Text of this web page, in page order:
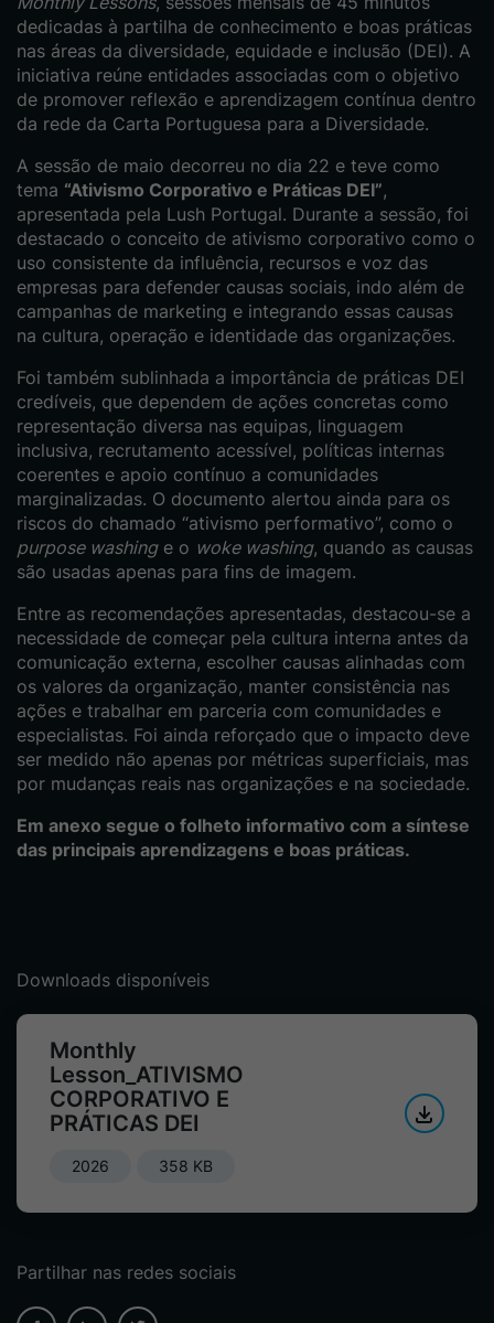
dedicadas à partilha de conhecimento e boas práticas
nas áreas da diversidade, equidade e inclusão (DEI). A
iniciativa reúne entidades associadas com o objetivo
de promover reflexão e aprendizagem contínua dentro
da rede da Carta Portuguesa para a Diversidade.
A sessão de maio decorreu no dia 22 e teve como
tema “Ativismo Corporativo e Práticas DEI”,
apresentada pela Lush Portugal. Durante a sessão, foi
destacado o conceito de ativismo corporativo como o
uso consistente da influência, recursos e voz das
empresas para defender causas sociais, indo além de
campanhas de marketing e integrando essas causas
na cultura, operação e identidade das organizações.
Foi também sublinhada a importância de práticas DEI
credíveis, que dependem de ações concretas como
representação diversa nas equipas, linguagem
inclusiva, recrutamento acessível, políticas internas
coerentes e apoio contínuo a comunidades
marginalizadas. O documento alertou ainda para os
riscos do chamado “ativismo performativo”, como o
purpose washinge o woke washing, quando as causas
são usadas apenas para fins de imagem.
Entre as recomendações apresentadas, destacou-se a
necessidade de começar pela cultura interna antes da
comunicação externa, escolher causas alinhadas com
os valores da organização, manter consistência nas
ações e trabalhar em parceria com comunidades e
especialistas. Foi ainda reforçado que o impacto deve
ser medido não apenas por métricas superficiais, mas
por mudanças reais nas organizações e na sociedade.
Em anexo segue o folheto informativo com a síntese
das principais aprendizagens e boas práticas.
Downloads disponíveis
Monthly
Lesson_ATIVISMO
CORPORATIVO E
PRÁTICAS DEI
2026 358 KB
Partilhar nas redes sociais